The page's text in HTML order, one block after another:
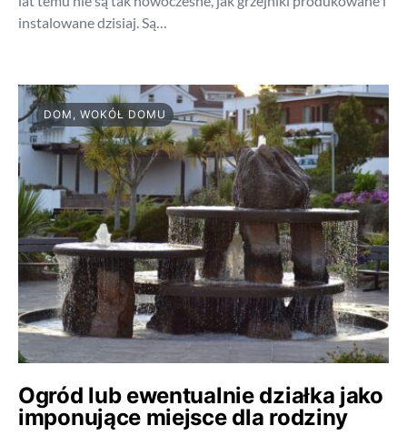
instalowane dzisiaj. Są…
DOM, WOKÓŁ DOMU
Ogród lub ewentualnie działka jako
imponujące miejsce dla rodziny